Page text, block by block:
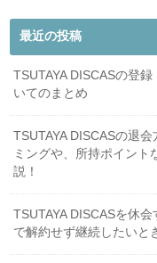
最近の投稿
TSUTAYA DISCASの登
いてのまとめ
TSUTAYA DISCASの退
ミングや、所持ポイント
説！
TSUTAYA DISCASを休
で解約せず継続したいと